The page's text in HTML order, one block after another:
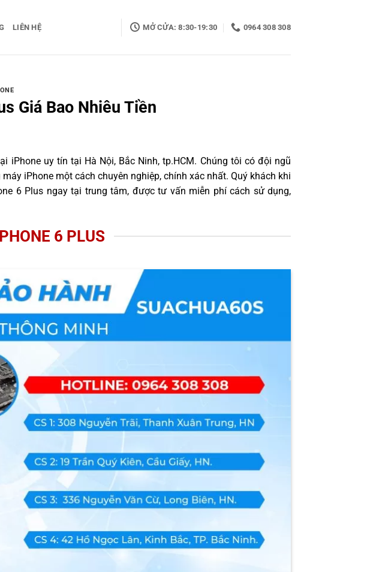
LIÊN HỆ MỞ CỬA: 8:30-19:30 0964 308 308
Giá Bao Nhiêu Tiền
uy tín tại Hà Nội, Bắc Ninh, tp.HCM. Chúng tôi có đội ngũ
iPhone một cách chuyên nghiệp, chính xác nhất. Quý khách khi
6 Plus ngay tại trung tâm, được tư vấn miễn phí cách sử dụng,
6 PLUS